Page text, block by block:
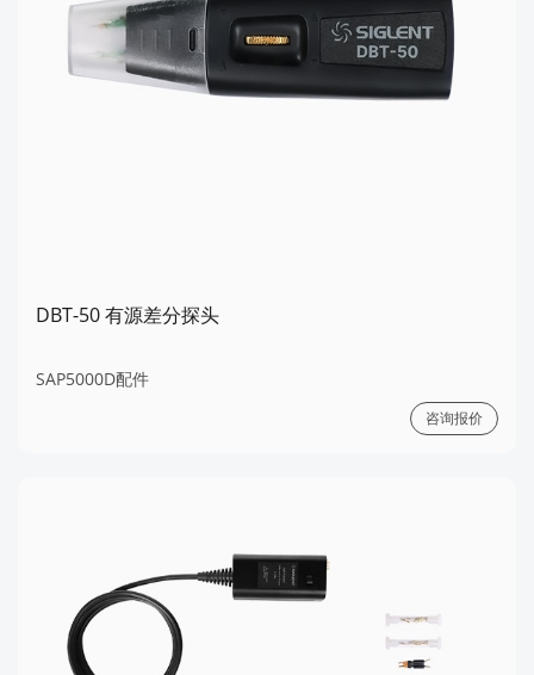
DBT-50 有源差分探头
SAP5000D配件
咨询报价